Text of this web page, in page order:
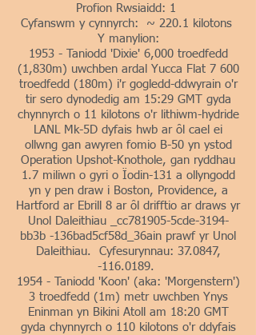
Profion Rwsiaidd: 1
Cyfanswm y cynnyrch: ~ 220.1 kilotons
Y manylion:
1953 - Taniodd 'Dixie' 6,000 troedfedd
(1,830m) uwchben ardal Yucca Flat 7 600
troedfedd (180m) i'r gogledd-ddwyrain o'r
tir sero dynodedig am 15:29 GMT gyda
chynnyrch o 11 kilotons o'r lithiwm-hydride
LANL Mk-5D dyfais hwb ar ôl cael ei
ollwng gan awyren fomio B-50 yn ystod
Operation Upshot-Knothole, gan ryddhau
1.7 miliwn o gyri o Ïodin-131 a ollyngodd
yn y pen draw i Boston, Providence, a
Hartford ar Ebrill 8 ar ôl drifftio ar draws yr
Unol Daleithiau _cc781905-5cde-3194-
bb3b -136bad5cf58d_36ain prawf yr Unol
Daleithiau. Cyfesurynnau: 37.0847,
-116.0189.
1954 - Taniodd 'Koon' (aka: 'Morgenstern')
3 troedfedd (1m) metr uwchben Ynys
Eninman yn Bikini Atoll am 18:20 GMT
gyda chynnyrch o 110 kilotons o'r ddyfais